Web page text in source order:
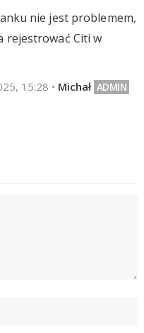
nie jest problemem,
rejestrować Citi w
15:28 • Michał